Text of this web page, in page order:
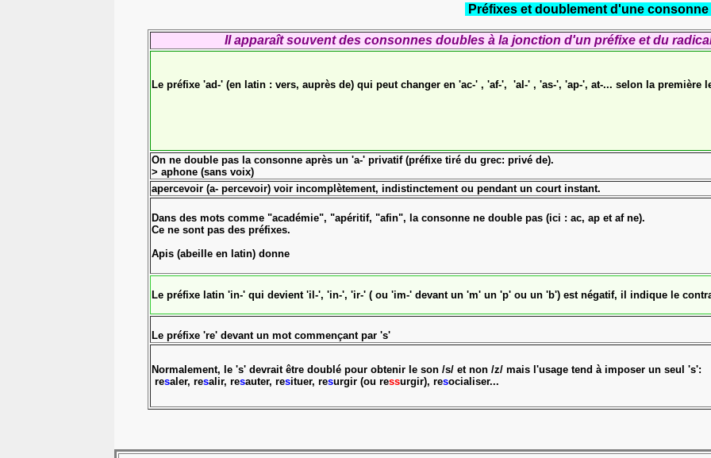
Préfixes et doublement d'une consonne
Il apparaît souvent des consonnes doubles à la jonction d'un préfixe et du
Le préfixe 'ad-' (en latin : vers, auprès de) qui peut changer en 'ac-' , 'af-', 'al-' , 'as-', 'ap-', at-... selon la première
On ne double pas la consonne après un 'a-' privatif (préfixe tiré du grec: privé de).
> aphone (sans voix)
apercevoir (a- percevoir) voir incomplètement, indistinctement ou pendant un court instant.
Dans des mots comme "académie", "apéritif, "afin", la consonne ne double pas (ici : ac, ap et af ne).
Ce ne sont pas des préfixes.
Apis (abeille en latin) donne
Le préfixe latin 'in-' qui devient 'il-', 'in-', 'ir-' ( ou 'im-' devant un 'm' un 'p' ou un 'b') est négatif, il indique le
Le préfixe 're' devant un mot commençant par 's'
Normalement, le 's' devrait être doublé pour obtenir le son /s/ et non /z/ mais l'usage tend à imposer un seul 's':
resaler, resalir, resauter, resituer, resurgir (ou ressurgir), resocialiser...